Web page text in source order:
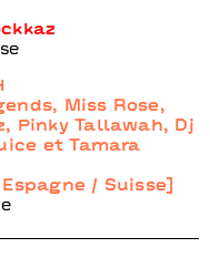
Miss Rose,
Pinky Tallawah, Dj
et Tamara
/ Suisse]